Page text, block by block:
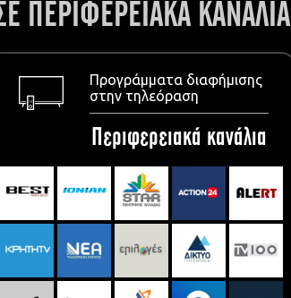
ΠΕΡΙΦΕΡΕΙΑΚΑ ΚΑΝΑΛΙΑ
Προγράμματα διαφήμισης
στην τηλεόραση
Περιφερειακά κανάλια